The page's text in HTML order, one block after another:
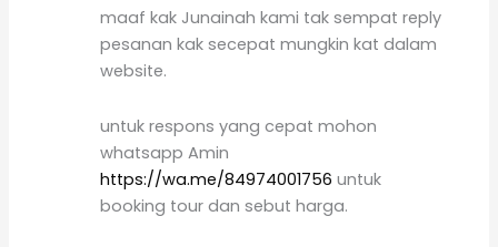
maaf kak Junainah kami tak sempat reply
pesanan kak secepat mungkin kat dalam
website.
untuk respons yang cepat mohon
whatsapp Amin
https://wa.me/84974001756 untuk
booking tour dan sebut harga.